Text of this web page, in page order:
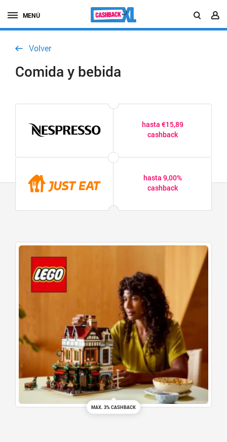
MENÚ
Volver
Comida y bebida
hasta €15,89
cashback
hasta 9,00%
cashback
MAX. 3% CASHBACK